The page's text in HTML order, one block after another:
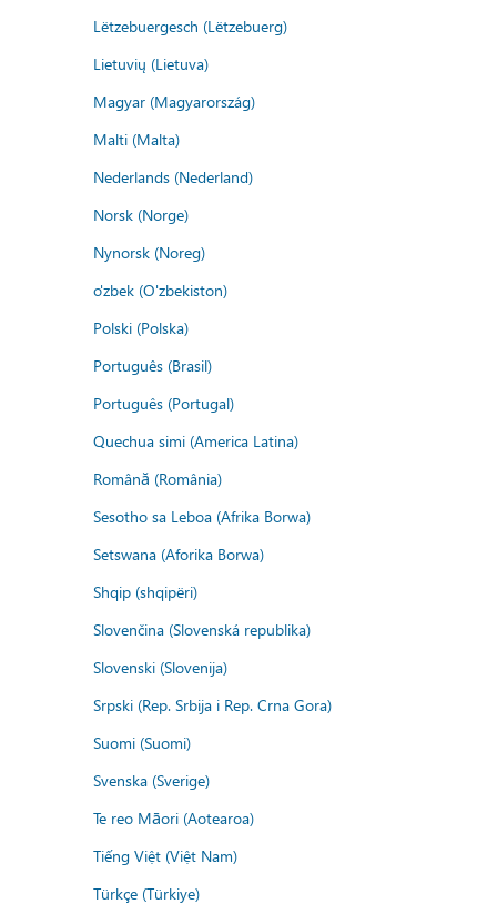
Lëtzebuergesch (Lëtzebuerg)
Lietuvių (Lietuva)
Magyar (Magyarország)
Malti (Malta)
Nederlands (Nederland)
Norsk (Norge)
Nynorsk (Noreg)
o'zbek (O'zbekiston)
Polski (Polska)
Português (Brasil)
Português (Portugal)
Quechua simi (America Latina)
Română (România)
Sesotho sa Leboa (Afrika Borwa)
Setswana (Aforika Borwa)
Shqip (shqipëri)
Slovenčina (Slovenská republika)
Slovenski (Slovenija)
Srpski (Rep. Srbija i Rep. Crna Gora)
Suomi (Suomi)
Svenska (Sverige)
Te reo Māori (Aotearoa)
Tiếng Việt (Việt Nam)
Türkçe (Türkiye)